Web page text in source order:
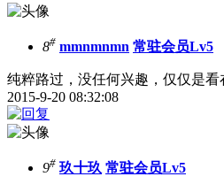
8# mmnmnmn 常驻会员Lv5
纯粹路过，没任何兴趣，仅仅是
2015-9-20 08:32:08
9# 玖十玖 常驻会员Lv5